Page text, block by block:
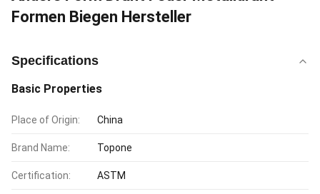
Formen Biegen Hersteller
Specifications
Basic Properties
Place of Origin: China
Brand Name: Topone
Certification: ASTM